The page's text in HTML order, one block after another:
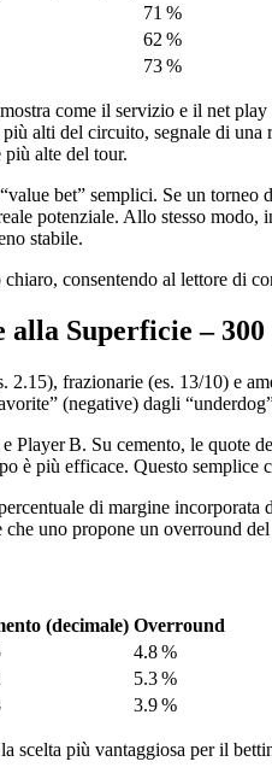
71 %
62 %
73 %
come il servizio e il net
alti del circuito, segnale di
alte del tour.
bet” semplici. Se un
potenziale. Allo stesso
stabile.
consentendo al lettore di
alla Superficie –
2.15), frazionarie (es. 13/10) e
(negative) dagli
Player B. Su cemento, le quote
è più efficace. Questo
di margine
uno propone un overround
(decimale) Overround
4.8 %
5.3 %
3.9 %
scelta più vantaggiosa per il